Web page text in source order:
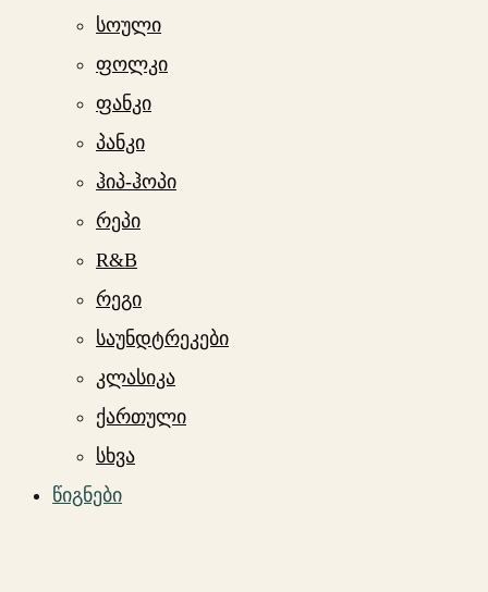
სოული
ფოლკი
ფანკი
პანკი
ჰიპ-ჰოპი
რეპი
R&B
რეგი
საუნდტრეკები
კლასიკა
ქართული
სხვა
წიგნები